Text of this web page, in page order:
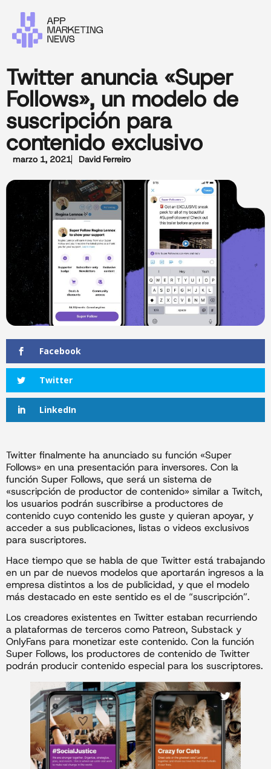
Twitter anuncia «Super
Follows», un modelo de
suscripción para
contenido exclusivo
marzo 1, 2021 David Ferreiro
Facebook
Twitter
LinkedIn
Twitter finalmente ha anunciado su función «Super
Follows» en una presentación para inversores. Con la
función Super Follows, que será un sistema de
«suscripción de productor de contenido» similar a Twitch,
los usuarios podrán suscribirse a productores de
contenido cuyo contenido les guste y quieran apoyar, y
acceder a sus publicaciones, listas o videos exclusivos
para suscriptores.
Hace tiempo que se habla de que Twitter está trabajando
en un par de nuevos modelos que aportarán ingresos a la
empresa distintos a los de publicidad, y que el modelo
más destacado en este sentido es el de “suscripción”.
Los creadores existentes en Twitter estaban recurriendo
a plataformas de terceros como Patreon, Substack y
OnlyFans para monetizar este contenido. Con la función
Super Follows, los productores de contenido de Twitter
podrán producir contenido especial para los suscriptores.